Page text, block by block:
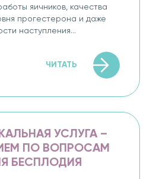
яичников, качества
прогестерона и даже
наступления...
ЧИТАТЬ
УСЛУГА –
ПО ВОПРОСАМ
БЕСПЛОДИЯ